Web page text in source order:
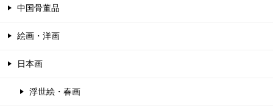
中国骨董品
絵画・洋画
日本画
浮世絵・春画